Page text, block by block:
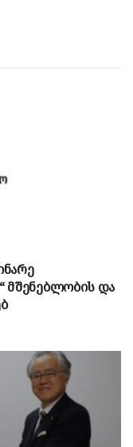
მშენებლობის და